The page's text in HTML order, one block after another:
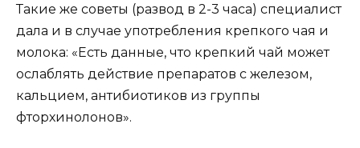
Такие же советы (развод в 2-3 часа) специалист
дала и в случае употребления крепкого чая и
молока: «Есть данные, что крепкий чай может
ослаблять действие препаратов с железом,
кальцием, антибиотиков из группы
фторхинолонов».